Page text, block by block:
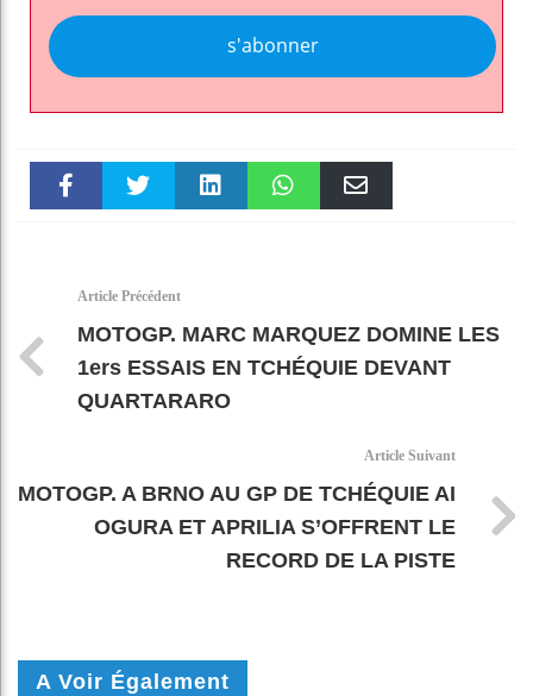
s'abonner
Article Précédent
MOTOGP. MARC MARQUEZ DOMINE LES
1ers ESSAIS EN TCHÉQUIE DEVANT
QUARTARARO
Article Suivant
MOTOGP. A BRNO AU GP DE TCHÉQUIE AI
OGURA ET APRILIA S’OFFRENT LE
RECORD DE LA PISTE
A Voir Également